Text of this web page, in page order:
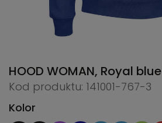
HOOD WOMAN, Royal blue
Kod produktu: 141001-767-3
Kolor